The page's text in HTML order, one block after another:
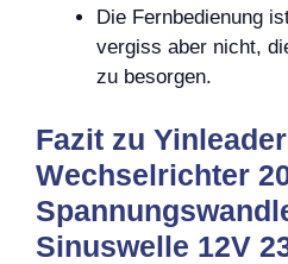
Die Fernbedienung
vergiss aber nicht,
zu besorgen.
Fazit zu Yinleader
Wechselrichter
Sinuswelle 12V